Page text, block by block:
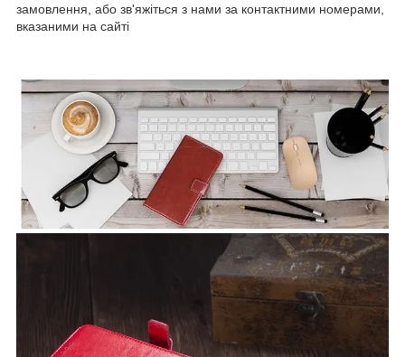
замовлення, або зв'яжіться з нами за контактними номерами,
вказаними на сайті